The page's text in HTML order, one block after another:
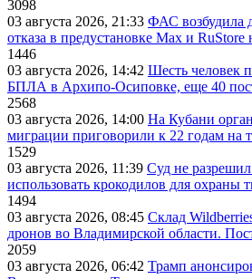
3098
03 августа 2026, 21:33 ФАС возбудила
отказа в предустановке Max и RuStore
1446
03 августа 2026, 14:42 Шесть человек
БПЛА в Архипо-Осиповке, еще 40
2568
03 августа 2026, 14:00 На Кубани
миграции приговорили к 22 годам на
1529
03 августа 2026, 11:39 Суд не
использовать крокодилов для охраны
1494
03 августа 2026, 08:45 Склад
дронов во Владимирской области.
2059
03 августа 2026, 06:42 Трамп